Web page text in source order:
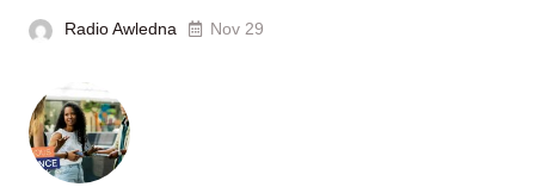
Radio Awledna Nov 29